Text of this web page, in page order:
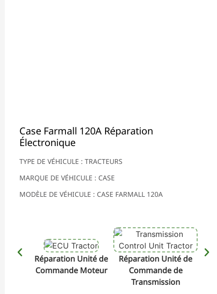
Case Farmall 120A Réparation
Électronique
TYPE DE VÉHICULE : TRACTEURS
MARQUE DE VÉHICULE : CASE
MODÈLE DE VÉHICULE : CASE FARMALL 120A
Réparation Unité de
Commande Moteur
Réparation Unité de
Commande de
Transmission